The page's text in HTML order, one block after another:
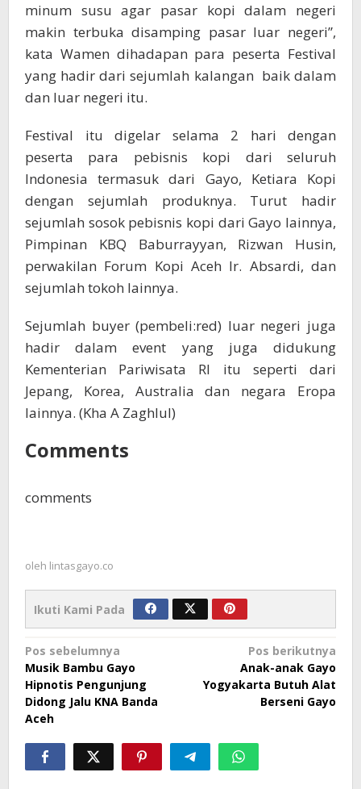
minum susu agar pasar kopi dalam negeri
makin terbuka disamping pasar luar negeri”,
kata Wamen dihadapan para peserta Festival
yang hadir dari sejumlah kalangan baik dalam
dan luar negeri itu.
Festival itu digelar selama 2 hari dengan
peserta para pebisnis kopi dari seluruh
Indonesia termasuk dari Gayo, Ketiara Kopi
dengan sejumlah produknya. Turut hadir
sejumlah sosok pebisnis kopi dari Gayo lainnya,
Pimpinan KBQ Baburrayyan, Rizwan Husin,
perwakilan Forum Kopi Aceh Ir. Absardi, dan
sejumlah tokoh lainnya.
Sejumlah buyer (pembeli:red) luar negeri juga
hadir dalam event yang juga didukung
Kementerian Pariwisata RI itu seperti dari
Jepang, Korea, Australia dan negara Eropa
lainnya. (Kha A Zaghlul)
Comments
comments
oleh lintasgayo.co
Ikuti Kami Pada
Navigasi
pos
Pos sebelumnya
Musik Bambu Gayo
Hipnotis Pengunjung
Didong Jalu KNA Banda
Aceh
Pos berikutnya
Anak-anak Gayo
Yogyakarta Butuh Alat
Berseni Gayo